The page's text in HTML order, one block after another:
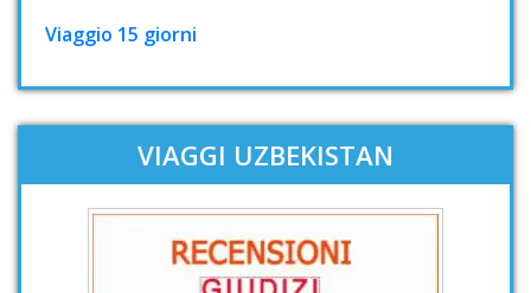
Viaggio 15 giorni
VIAGGI UZBEKISTAN